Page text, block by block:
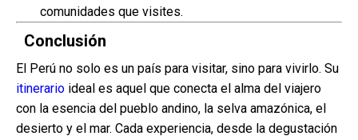
comunidades que visites.
Conclusión
El Perú no solo es un país para visitar, sino para vivirlo. Su
itinerario ideal es aquel que conecta el alma del viajero
con la esencia del pueblo andino, la selva amazónica, el
desierto y el mar. Cada experiencia, desde la degustación